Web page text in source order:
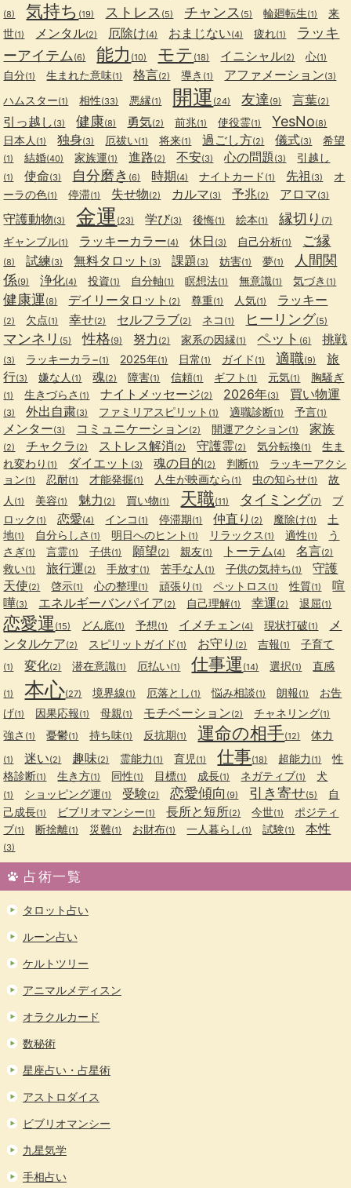
(8) 気持ち (19) ストレス (5) チャンス (5) 輪廻転生(1)
来
世(1) メンタル(2) 厄除け(4) おまじない(4) 疲れ(1)
ラッキ
ーアイテム (6) 能力 (10) モテ (18) イニシャル(2) 心(1)
自分(1) 生まれた意味(1) 格言(2) 導き (1) アファメーション(3)
ハムスター(1) 相性(33) 悪縁(1) 開運 (24) 友達 (9) 言葉(2)
引っ越し (3) 健康(8) 勇気(2) 前兆(1) 使役霊(1) YesNo(8)
日本人 (1) 独身(3) 厄祓い(1) 将来(1) 過ごし方(2) 儀式(3) 希望
(1) 結婚(40) 家族運(1) 進路(2) 不安(3) 心の問題(3) 引越し
(1) 使命(3) 自分磨き (6) 時期(4) ナイトカード (1) 先祖 (3)
オ
ーラの色(1) 停滞(1) 失せ物(2) カルマ(3) 予兆(2) アロマ(3)
守護動物(3) 金運 (23) 学び(3) 後悔(1) 絵本(1) 縁切り (7)
ギャンブル(1) ラッキーカラー(4) 休日 (3) 自己分析(1) ご縁
(8) 試練(3) 無料タロット (3) 課題(3) 妨害(1) 夢(1)
人間関
係(9) 浄化(4) 投資(1) 自分軸(1) 瞑想法(1) 無意識(1) 気づき (1)
健康運(8) デイリータロット (2) 尊重(1) 人気(1) ラッキー
(2) 欠点(1) 幸せ(2) セルフラブ(2) ネコ (1) ヒーリング(5)
マンネリ (5) 性格(9) 努力 (2) 家系の因縁(1) ペット (6) 挑戦
(3) ラッキーカラ−(1) 2025年(1) 日常 (1) ガイド (1) 適職(9)
旅
行(3) 嫌な人 (1) 魂(2) 障害(1) 信頼(1) ギフト (1) 元気(1) 胸騒ぎ
(1) 生きづらさ (1) ナイトメッセージ(2) 2026年(3) 買い物運
(3) 外出自粛(3) ファミリアスピリット (1) 適職診断(1) 予言(1)
メンター(3) コミュニケーション(2) 開運アクション(1) 家族
(2) チャクラ (2) ストレス解消(2) 守護霊(2) 気分転換(1)
生ま
れ変わり (1) ダイエット (3) 魂の目的(2) 判断(1)
ラッキーアクシ
ョン(1) 忍耐(1) 才能発掘(1) 人生が映画なら (1) 虫の知らせ(1)
故
人 (1) 美容(1) 魅力 (2) 買い物(1) 天職(11) タイミング(7)
ブ
ロック (1) 恋愛(4) インコ (1) 停滞期(1) 仲直り (2) 魔除け(1)
土
地(1) 自分らしさ (1) 明日へのヒント (1) リラックス (1) 適性(1)
う
さぎ(1) 言霊(1) 子供(1) 願望(2) 親友(1) トーテム(4) 名言(2)
救い(1) 旅行運(2) 手放す(1) 苦手な人 (1) 子供の気持ち(1)
守護
天使(2) 啓示(1) 心の整理(1) 頑張り (1) ペットロス (1) 性質(1)
喧
嘩(3) エネルギーバンパイア(2) 自己理解(1) 幸運(2) 退屈(1)
恋愛運 (15) どん底(1) 予想(1) イメチェン(4) 現状打破(1)
メ
ンタルケア(2) スピリットガイド (1) お守り (2) 吉報(1) 子育て
(1) 変化(2) 潜在意識(1) 厄払い(1) 仕事運 (14) 選択(1) 直感
(1) 本心(27) 境界線(1) 厄落とし (1) 悩み相談(1) 朗報(1)
お告
げ(1) 因果応報(1) 母親(1) モチベーション(2) チャネリング(1)
強さ (1) 憂鬱(1) 持ち味(1) 反抗期(1) 運命の相手(12) 体力
(1) 迷い(2) 趣味(2) 霊能力 (1) 育児 (1) 仕事(18) 超能力 (1)
性
格診断(1) 生き方(1) 同性(1) 目標(1) 成長(1) ネガティブ(1) 犬
(1) ショッピング運(1) 受験(2) 恋愛傾向 (9) 引き寄せ(5)
自
己成長(1) ビブリオマンシー(1) 長所と短所(2) 今世(1)
ポジティ
ブ(1) 断捨離(1) 災難(1) お財布(1) 一人暮らし (1) 試験(1) 本性
(3)
占術一覧
タロット占い
ルーン占い
ケルトツリー
アニマルメディスン
オラクルカード
数秘術
星座占い・占星術
アストロダイス
ビブリオマンシー
九星気学
手相占い